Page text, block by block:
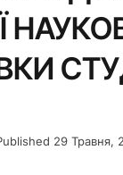
29 Травня,